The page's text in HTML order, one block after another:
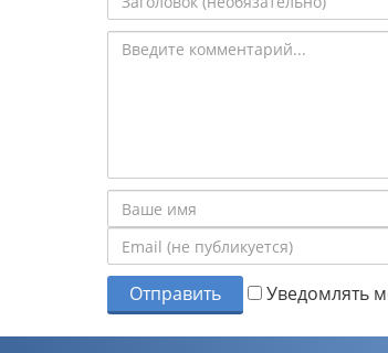
Отправить Уведомлять